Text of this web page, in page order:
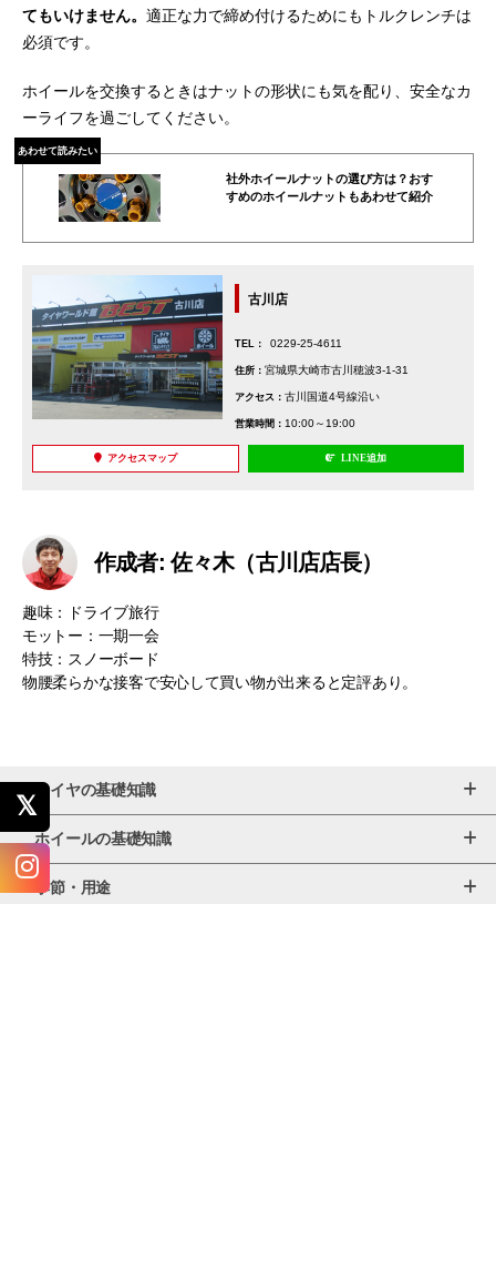
てもいけません。 適正な力で締め付けるためにもトルクレンチは
必須です。
ホイールを交換するときはナットの形状にも気を配り、安全なカ
ーライフを過ごしてください。
あわせて読みたい
社外ホイールナットの選び方は？おす
すめのホイールナットもあわせて紹介
古川店
TEL： 0229-25-4611
住所：宮城県大崎市古川穂波3-1-31
アクセス：古川国道4号線沿い
営業時間： 10:00～19:00
アクセスマップ LINE追加
作成者: 佐々木（古川店店長）
趣味：ドライブ旅行
モットー：一期一会
特技：スノーボード
物腰柔らかな接客で安心して買い物が出来ると定評あり。
タイヤの基礎知識
ホイールの基礎知識
季節・用途